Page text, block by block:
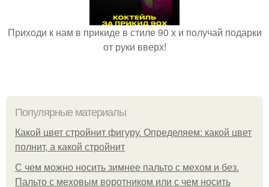
Приходи к нам в прикиде в стиле 90 х и получай подарки
от руки вверх!
Популярные материалы
Какой цвет стройнит фигуру. Определяем: какой цвет
полнит, а какой стройнит
C чем можно носить зимнее пальто с мехом и без.
Пальто с меховым воротником или с чем носить